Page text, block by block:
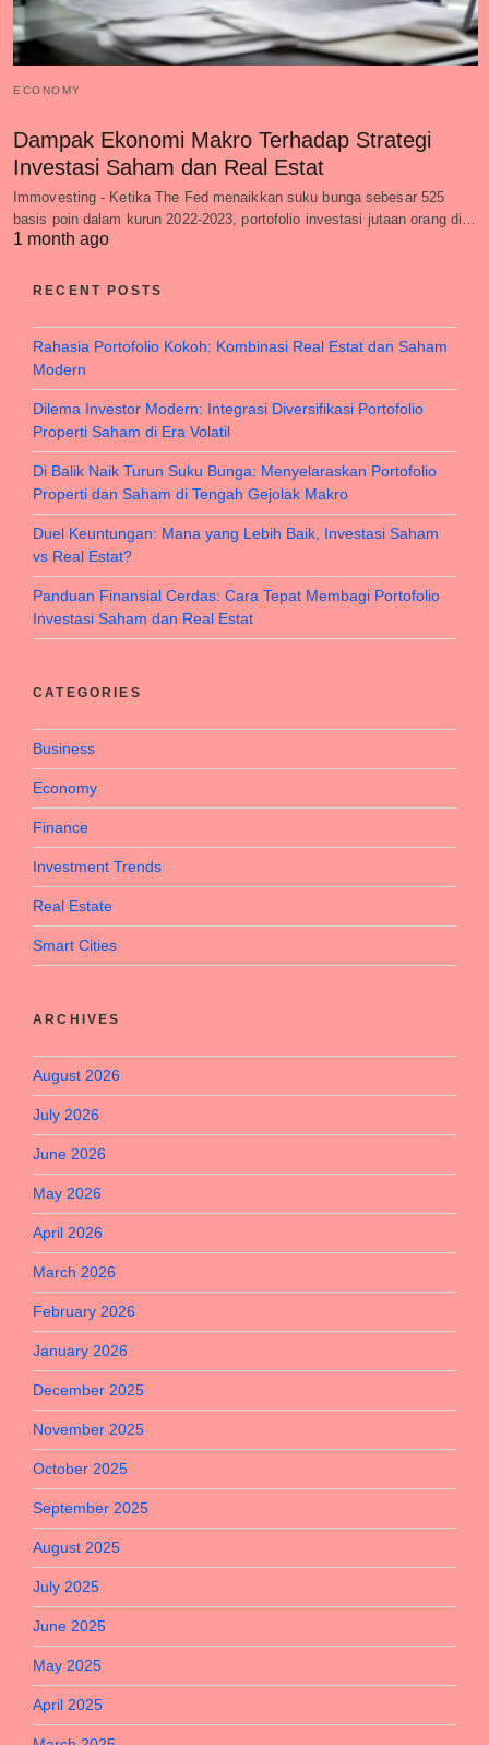
ECONOMY
Dampak Ekonomi Makro Terhadap Strategi
Investasi Saham dan Real Estat
Immovesting - Ketika The Fed menaikkan suku bunga sebesar 525
basis poin dalam kurun 2022-2023, portofolio investasi jutaan orang di…
1 month ago
RECENT POSTS
Rahasia Portofolio Kokoh: Kombinasi Real Estat dan Saham
Modern
Dilema Investor Modern: Integrasi Diversifikasi Portofolio
Properti Saham di Era Volatil
Di Balik Naik Turun Suku Bunga: Menyelaraskan Portofolio
Properti dan Saham di Tengah Gejolak Makro
Duel Keuntungan: Mana yang Lebih Baik, Investasi Saham
vs Real Estat?
Panduan Finansial Cerdas: Cara Tepat Membagi Portofolio
Investasi Saham dan Real Estat
CATEGORIES
Business
Economy
Finance
Investment Trends
Real Estate
Smart Cities
ARCHIVES
August 2026
July 2026
June 2026
May 2026
April 2026
March 2026
February 2026
January 2026
December 2025
November 2025
October 2025
September 2025
August 2025
July 2025
June 2025
May 2025
April 2025